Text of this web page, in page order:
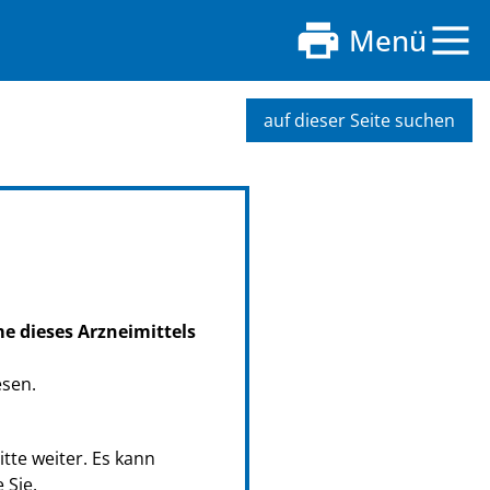
Menü
auf dieser Seite suchen
dieses Arzneimittels
weiter. Es kann
Sie.